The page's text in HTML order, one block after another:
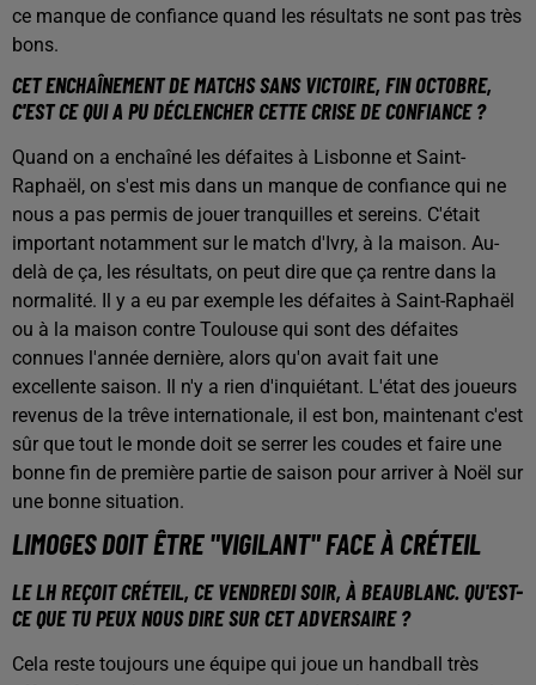
ce manque de confiance quand les résultats ne sont pas très
bons.
CET ENCHAÎNEMENT DE MATCHS SANS VICTOIRE, FIN OCTOBRE,
C'EST CE QUI A PU DÉCLENCHER CETTE CRISE DE CONFIANCE ?
Quand on a enchaîné les défaites à Lisbonne et Saint-
Raphaël, on s'est mis dans un manque de confiance qui ne
nous a pas permis de jouer tranquilles et sereins. C'était
important notamment sur le match d'Ivry, à la maison. Au-
delà de ça, les résultats, on peut dire que ça rentre dans la
normalité. Il y a eu par exemple les défaites à Saint-Raphaël
ou à la maison contre Toulouse qui sont des défaites
connues l'année dernière, alors qu'on avait fait une
excellente saison. Il n'y a rien d'inquiétant. L'état des joueurs
revenus de la trêve internationale, il est bon, maintenant c'est
sûr que tout le monde doit se serrer les coudes et faire une
bonne fin de première partie de saison pour arriver à Noël sur
une bonne situation.
LIMOGES DOIT ÊTRE "VIGILANT" FACE À CRÉTEIL
LE LH REÇOIT CRÉTEIL, CE VENDREDI SOIR, À BEAUBLANC. QU'EST-
CE QUE TU PEUX NOUS DIRE SUR CET ADVERSAIRE ?
Cela reste toujours une équipe qui joue un handball très